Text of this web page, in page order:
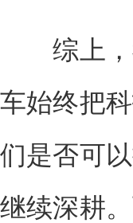
综上，
车始终把
们是否可
继续深耕